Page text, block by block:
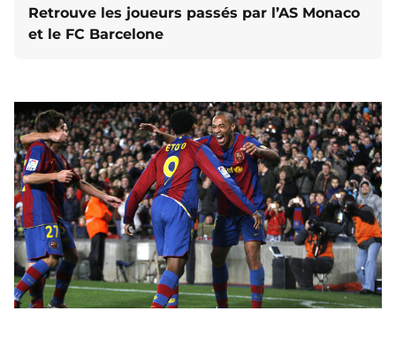
Retrouve les joueurs passés par l’AS Monaco
et le FC Barcelone